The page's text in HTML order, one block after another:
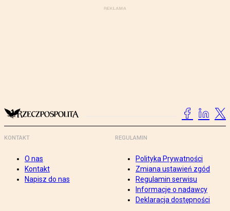
KONTAKT
O nas
Kontakt
Napisz do nas
REGULAMIN
Polityka Prywatności
Zmiana ustawień zgód
Regulamin serwisu
Informacje o nadawcy
Deklaracja dostępności